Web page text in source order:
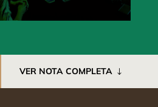
VER NOTA COMPLETA